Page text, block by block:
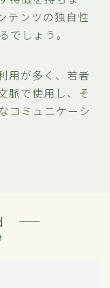
テンツの独自性
でしょう。
用が多く、若者
脈で使用し、そ
コミュニケーシ